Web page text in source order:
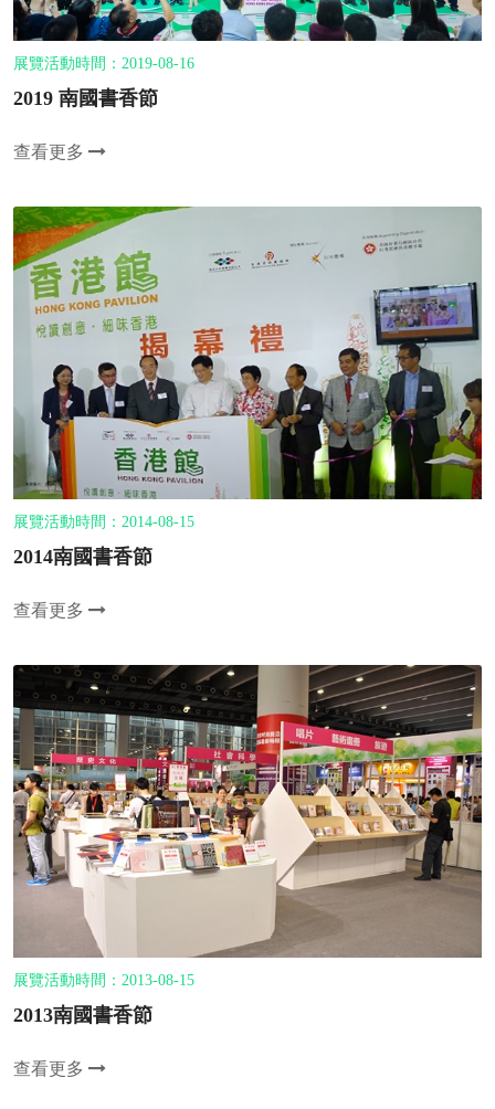
展覽活動時間：2019-08-16
2019 南國書香節
查看更多
展覽活動時間：2014-08-15
2014南國書香節
查看更多
展覽活動時間：2013-08-15
2013南國書香節
查看更多